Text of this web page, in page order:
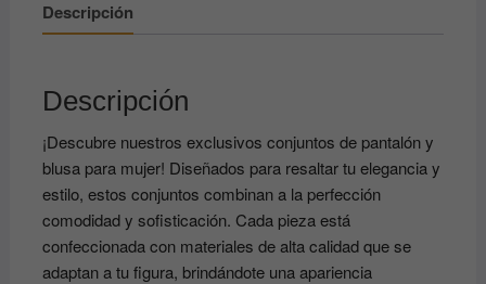
Descripción
Descripción
¡Descubre nuestros exclusivos conjuntos de pantalón y
blusa para mujer! Diseñados para resaltar tu elegancia y
estilo, estos conjuntos combinan a la perfección
comodidad y sofisticación. Cada pieza está
confeccionada con materiales de alta calidad que se
adaptan a tu figura, brindándote una apariencia